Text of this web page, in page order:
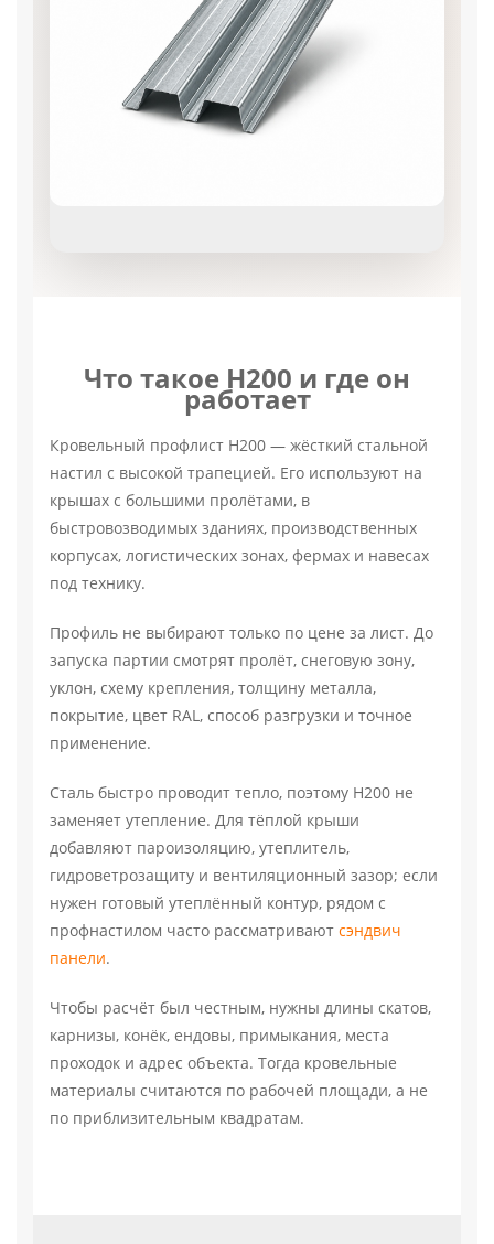
Что такое Н200 и где он
работает
Кровельный профлист Н200 — жёсткий стальной
настил с высокой трапецией. Его используют на
крышах с большими пролётами, в
быстровозводимых зданиях, производственных
корпусах, логистических зонах, фермах и навесах
под технику.
Профиль не выбирают только по цене за лист. До
запуска партии смотрят пролёт, снеговую зону,
уклон, схему крепления, толщину металла,
покрытие, цвет RAL, способ разгрузки и точное
применение.
Сталь быстро проводит тепло, поэтому Н200 не
заменяет утепление. Для тёплой крыши
добавляют пароизоляцию, утеплитель,
гидроветрозащиту и вентиляционный зазор; если
нужен готовый утеплённый контур, рядом с
профнастилом часто рассматривают сэндвич
панели.
Чтобы расчёт был честным, нужны длины скатов,
карнизы, конёк, ендовы, примыкания, места
проходок и адрес объекта. Тогда кровельные
материалы считаются по рабочей площади, а не
по приблизительным квадратам.